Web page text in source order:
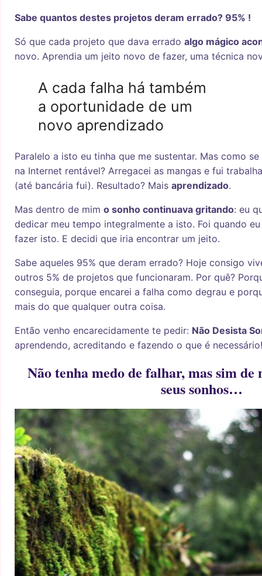
Sabe quantos destes projetos deram errado? 95% !
Só que cada projeto que dava errado algo mágico
novo. Aprendia um jeito novo de fazer, uma técnica
A cada falha há também
a oportunidade de um
novo aprendizado
Paralelo a isto eu tinha que me sustentar. Mas como
na Internet rentável? Arregacei as mangas e fui
(até bancária fui). Resultado? Mais aprendizado.
Mas dentro de mim o sonho continuava gritando: eu
dedicar meu tempo integralmente a isto. Foi quando
fazer isto. E decidi que iria encontrar um jeito.
Sabe aqueles 95% que deram errado? Hoje consigo
outros 5% de projetos que funcionaram. Por quê?
conseguia, porque encarei a falha como degrau e
mais do que qualquer outra coisa.
Então venho encarecidamente te pedir: Não Desista
aprendendo, acreditando e fazendo o que é necessário!
Não tenha medo de falhar, mas sim de
seus sonhos…